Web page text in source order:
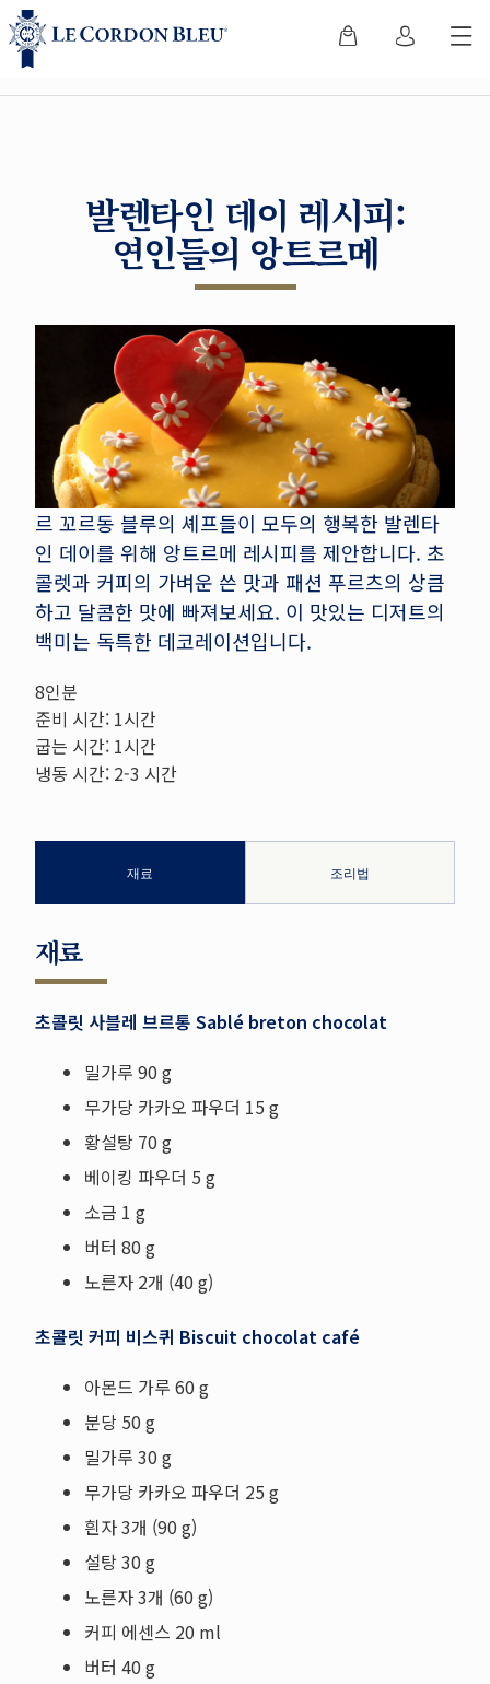
발렌타인 데이 레시피:
연인들의 앙트르메
르 꼬르동 블루의 셰프들이 모두의 행복한 발렌타
인 데이를 위해 앙트르메 레시피를 제안합니다. 초
콜렛과 커피의 가벼운 쓴 맛과 패션 푸르츠의 상큼
하고 달콤한 맛에 빠져보세요. 이 맛있는 디저트의
백미는 독특한 데코레이션입니다.
8인분
준비 시간: 1시간
굽는 시간: 1시간
냉동 시간: 2-3 시간
재료 조리법
재료
초콜릿 사블레 브르통 Sablé breton chocolat
밀가루 90 g
무가당 카카오 파우더 15 g
황설탕 70 g
베이킹 파우더 5 g
소금 1 g
버터 80 g
노른자 2개 (40 g)
초콜릿 커피 비스퀴 Biscuit chocolat café
아몬드 가루 60 g
분당 50 g
밀가루 30 g
무가당 카카오 파우더 25 g
흰자 3개 (90 g)
설탕 30 g
노른자 3개 (60 g)
커피 에센스 20 ml
버터 40 g